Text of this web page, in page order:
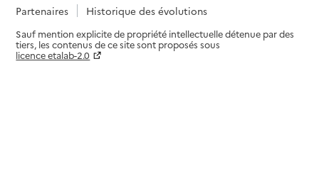
Partenaires
Historique des évolutions
Sauf mention explicite de propriété intellectuelle détenue par des
tiers, les contenus de ce site sont proposés sous
licence etalab-2.0